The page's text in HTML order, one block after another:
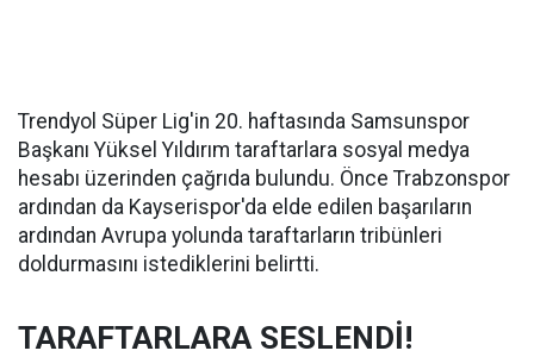
Trendyol Süper Lig'in 20. haftasında Samsunspor
Başkanı Yüksel Yıldırım taraftarlara sosyal medya
hesabı üzerinden çağrıda bulundu. Önce Trabzonspor
ardından da Kayserispor'da elde edilen başarıların
ardından Avrupa yolunda taraftarların tribünleri
doldurmasını istediklerini belirtti.
TARAFTARLARA SESLENDİ!